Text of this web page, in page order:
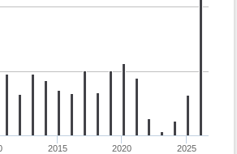
2015 2020 2025